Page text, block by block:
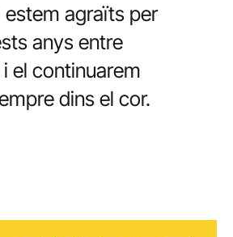
estem agraïts per
anys entre
el continuarem
dins el cor.